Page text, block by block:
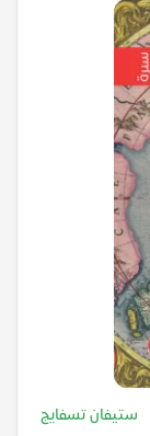
ستيفان تسفايج